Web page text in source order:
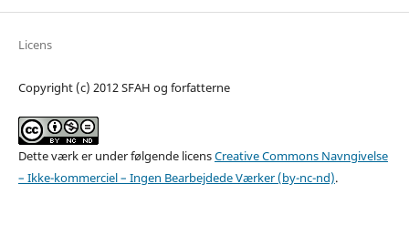
Licens
Copyright (c) 2012 SFAH og forfatterne
Dette værk er under følgende licensCreative Commons Navngivelse
– Ikke-kommerciel – Ingen Bearbejdede Værker (by-nc-nd).